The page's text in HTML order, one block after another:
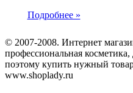
Подробнее »
© 2007-2008. Интернет
профессиональная
поэтому купить нужный
www.shoplady.ru